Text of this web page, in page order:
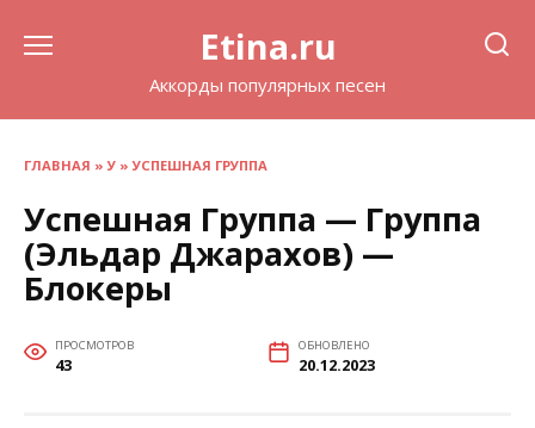
Etina.ru
Аккорды популярных песен
ГЛАВНАЯ »У »УСПЕШНАЯ ГРУППА
Успешная Группа — Группа
(Эльдар Джарахов) —
Блокеры
ПРОСМОТРОВ
43
ОБНОВЛЕНО
20.12.2023